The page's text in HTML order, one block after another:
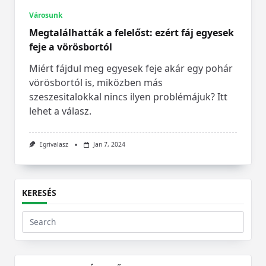
Városunk
Megtalálhatták a felelőst: ezért fáj egyesek
feje a vörösbortól
Miért fájdul meg egyesek feje akár egy pohár
vörösbortól is, miközben más
szeszesitalokkal nincs ilyen problémájuk? Itt
lehet a válasz.
Egrivalasz Jan 7, 2024
KERESÉS
Search
for: